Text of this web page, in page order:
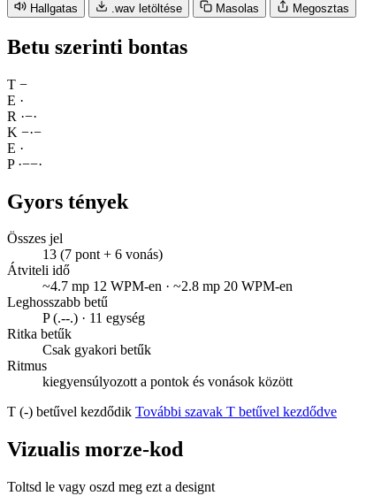
Hallgatas .wav letöltése Masolas Megosztas
Betu szerinti bontas
T −
E ·
R ·−·
K −·−
E ·
P ·−−·
Gyors tények
Összes jel
13 (7 pont + 6 vonás)
Átviteli idő
~4.7 mp 12 WPM-en · ~2.8 mp 20 WPM-en
Leghosszabb betű
P (.--.) · 11 egység
Ritka betűk
Csak gyakori betűk
Ritmus
kiegyensúlyozott a pontok és vonások között
T (-) betűvel kezdődik További szavak T betűvel kezdődve
Vizualis morze-kod
Toltsd le vagy oszd meg ezt a designt